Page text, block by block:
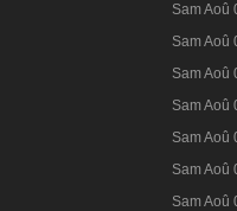
Sam Aoû
Sam Aoû
Sam Aoû
Sam Aoû
Sam Aoû
Sam Aoû
Sam Aoû